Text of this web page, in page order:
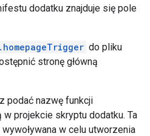
dodatku znajduje się pole
do pliku
stronę główną
podać nazwę funkcji
w projekcie skryptu dodatku. Ta
w celu utworzenia